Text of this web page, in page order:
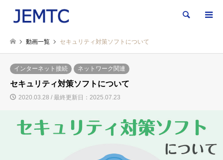
検索
動画一覧 セキュリティ対策ソフトについて
インターネット接続 ネットワーク関連
セキュリティ対策ソフトについて
2020.03.28 / 最終更新日：2025.07.23